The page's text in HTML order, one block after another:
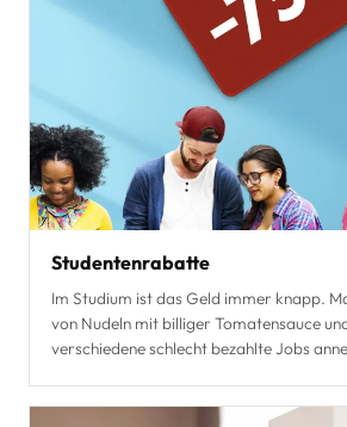
Studentenrabatte
Im Studium ist das Geld immer knapp.
von Nudeln mit billiger Tomatensauce
verschiedene schlecht bezahlte Jobs